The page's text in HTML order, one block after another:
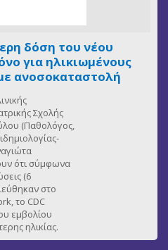
δόση του νέου
για ηλικιωμένους
ανοσοκαταστολή
Σχολής
(Παθολόγος,
ότι σύμφωνα
(6
στο
το CDC
εμβολίου
ηλικίας.